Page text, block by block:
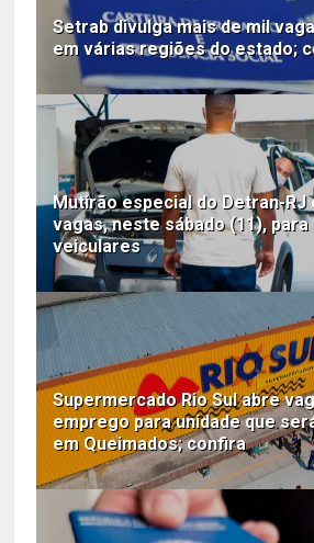
Setrab divulga mais de mil
em várias regiões do estado;
Mutirão especial do Detran-
vagas, neste sábado (11),
veiculares
Supermercado Rio Sul abre
emprego para unidade que
em Queimados; confira